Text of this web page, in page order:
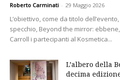
Roberto Carminati - 29 Maggio 2026
L’obiettivo, come da titolo
specchio, Beyond the mirror:
Carroll i partecipanti al Kosmetica...
L’albero della
decima